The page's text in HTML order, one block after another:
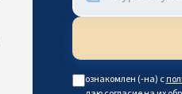
ознакомлен (-на) с